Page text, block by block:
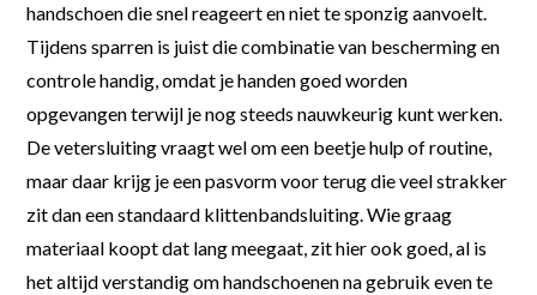
handschoen die snel reageert en niet te sponzig aanvoelt.
Tijdens sparren is juist die combinatie van bescherming en
controle handig, omdat je handen goed worden
opgevangen terwijl je nog steeds nauwkeurig kunt werken.
De vetersluiting vraagt wel om een beetje hulp of routine,
maar daar krijg je een pasvorm voor terug die veel strakker
zit dan een standaard klittenbandsluiting. Wie graag
materiaal koopt dat lang meegaat, zit hier ook goed, al is
het altijd verstandig om handschoenen na gebruik even te